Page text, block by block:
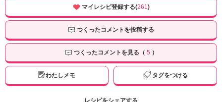
マイレシピ登録する(261)
つくったコメントを投稿する
つくったコメントを見る（ 5 ）
わたしメモ タグをつける
レシピをシェアする